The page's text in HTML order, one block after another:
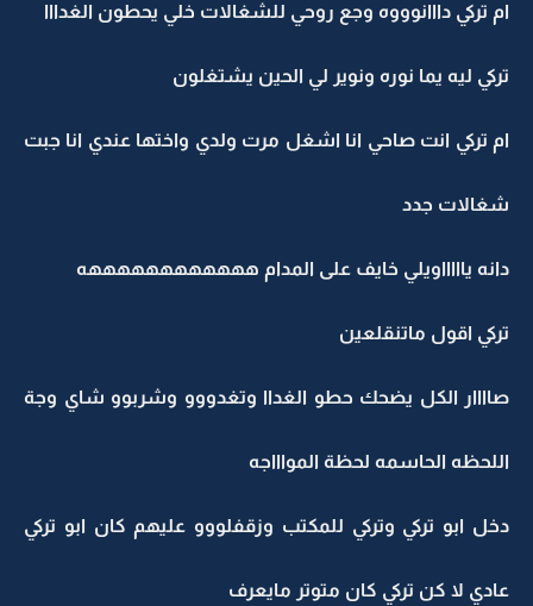
ام تركي دااانوووه وجع روحي للشغالات خلي يحطون الغدااا
تركي ليه يما نوره ونوير لي الحين يشتغلون
ام تركي انت صاحي انا اشغل مرت ولدي واختها عندي انا جبت
شغالات جدد
دانه ياااااويلي خايف على المدام ههههههههههههه
تركي اقول ماتنقلعين
صاااار الكل يضحك حطو الغداا وتغدووو وشربوو شاي وجة
اللحظه الحاسمه لحظة المواااجه
دخل ابو تركي وتركي للمكتب وزقفلووو عليهم كان ابو تركي
عادي لا كن تركي كان متوتر مايعرف